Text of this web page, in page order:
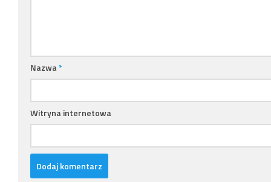
Nazwa*
Witryna internetowa